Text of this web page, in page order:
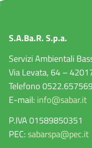
S.A.Ba.R. S.p.a.
Servizi Ambientali
Via Levata, 64 –
Telefono
E-mail: info@sabar.it
P.IVA 01589850351
PEC: sabarspa@pec.it